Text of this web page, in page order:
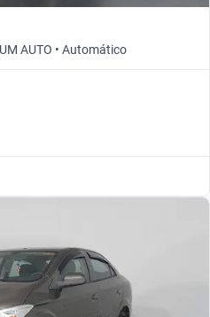
AUTO • Automático